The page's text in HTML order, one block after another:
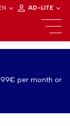
AD-LITE
per month or